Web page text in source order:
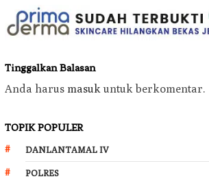
Tinggalkan Balasan
Anda harus masuk untuk berkomentar.
TOPIK POPULER
DANLANTAMAL IV
POLRES